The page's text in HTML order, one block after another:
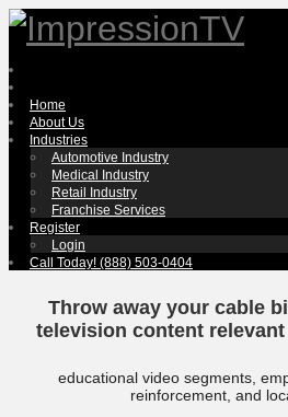
Home
About Us
Industries
Automotive Industry
Medical Industry
Retail Industry
Franchise Services
Register
Login
Call Today! (888) 503-0404
Throw away your cable
television content
educational video segments,
reinforcement, and